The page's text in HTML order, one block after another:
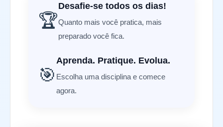
🏆
Desafie-se todos os dias!
Quanto mais você pratica, mais
preparado você fica.
🎯
Aprenda. Pratique. Evolua.
Escolha uma disciplina e comece
agora.